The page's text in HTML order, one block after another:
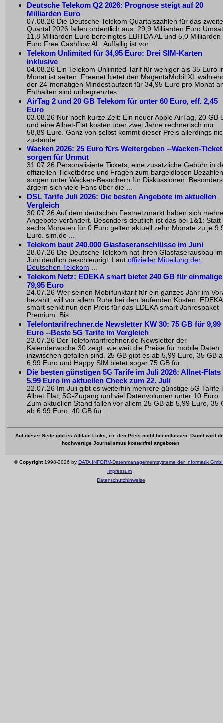
Deutsche Telekom Q2 2026: Prognose steigt auf 20
Milliarden Euro
07.08.26 Die Deutsche Telekom Quartalszahlen für das zweite
Quartal 2026 fallen ordentlich aus: 29,9 Milliarden Euro
11,8 Milliarden Euro bereinigtes EBITDA AL und 5,0 Milliarden
Euro Free Cashflow AL. Auffällig ist vor ...
Telekom Unlimited für 34,95 Euro: Drei SIM-Karten
inklusive
04.08.26 Ein Telekom Unlimited Tarif für weniger als 35 Euro
Monat ist selten. Freenet bietet den MagentaMobil XL
der 24-monatigen Mindestlaufzeit für 34,95 Euro pro Monat
Enthalten sind unbegrenztes ...
AirTag 2 und 20 GB Telekom für unter 60 Euro, eff. 2,45
Euro
03.08.26 Nur noch kurze Zeit: Ein neuer Apple AirTag, 20 GB
und eine Allnet-Flat kosten über zwei Jahre rechnerisch nur
58,89 Euro. Ganz von selbst kommt dieser Preis allerdings
zustande. ...
Wacken 2026: 25 Euro fürs Weitergeben --Wacken-
sorgen für Unmut
31.07.26 Personalisierte Tickets, eine zusätzliche Gebühr in
offiziellen Ticketbörse und Fragen zum bargeldlosen Bezahlen
sorgen unter Wacken-Besuchern für Diskussionen. Besonders
ärgern sich viele Fans über die ...
DSL Tarife Juli 2026: Die besten Angebote im aktuellen
Vergleich
30.07.26 Auf dem deutschen Festnetzmarkt haben sich
Angebote verändert. Besonders deutlich ist das bei 1&1: Statt
sechs Monaten für 0 Euro gelten aktuell zehn Monate zu je
Euro. sim.de ...
Telekom baut 240.000 Glasfaseranschlüsse im Juni
28.07.26 Die Deutsche Telekom hat ihren Glasfaserausbau im
Juni deutlich beschleunigt. Laut offizieller Mitteilung der
Deutschen Telekom
Telekom Netz: EDEKA smart bietet 240 GB für einmalige
79,95 Euro
24.07.26 Wer seinen Mobilfunktarif für ein ganzes Jahr im
bezahlt, will vor allem Ruhe bei den laufenden Kosten. EDEKA
smart senkt nun den Preis für das EDEKA smart Jahrespaket
Premium. Bis ...
Telefontarifrechner.de Newsletter KW 30: 75 GB für 9,99
Euro --Beste 5G Tarife im Vergleich
23.07.26 Der Telefontarifrechner.de Newsletter der
Kalenderwoche 30 zeigt, wie weit die Preise für mobile Daten
inzwischen gefallen sind. 25 GB gibt es ab 5,99 Euro, 35 GB
6,99 Euro und Happy SIM bietet sogar 75 GB für ...
Die besten günstigen 5G Tarife im Juli 2026: Allnet-Flats
5,99 Euro im aktuellen Check zum 22. Juli
22.07.26 Im Juli gibt es weiterhin mehrere günstige 5G Tarife
Allnet Flat, 5G-Zugang und viel Datenvolumen unter 10 Euro.
Zum aktuellen Stand fallen vor allem 25 GB ab 5,99 Euro, 35
ab 6,99 Euro, 40 GB für ...
Auf dieser Seite gibt es Affilate Links, die den Preis nicht beeinflussen. Damit wird
hochwertige Journalismus kostenfrei angeboten
©Copyright1998-2026 by DATA INFORM-Datenmanagementsysteme der Informatik
Impressum
Datenschutzhinweise